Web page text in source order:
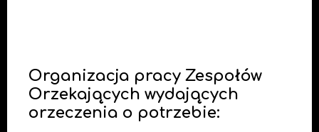
Organizacja pracy Zespołów
Orzekających wydających
orzeczenia o potrzebie: